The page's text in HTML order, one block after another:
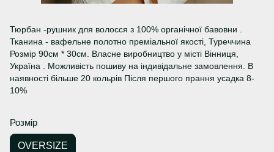
Тюрбан -рушник для волосся з 100% органічної бавовни .
Тканина - вафельне полотно преміальної якості, Туреччина
Розмір 90см * 30см. Власне виробництво у місті Вінниця,
Україна . Можливість пошиву на індивідальне замовлення. В
наявності більше 20 кольрів Після першого прання усадка 8-
10%
Розмір
OVERSIZE